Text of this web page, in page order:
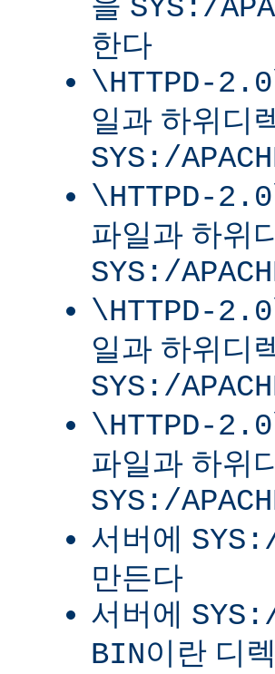
SYS:/
한다
\HTTPD-
일과 하위디
SYS:/
\HTTPD-
파일과 하위
SYS:/
\HTTPD-
일과 하위디
SYS:/
\HTTPD-
파일과 하위
SYS:/
서버에
만든다
서버에
BIN이란 디